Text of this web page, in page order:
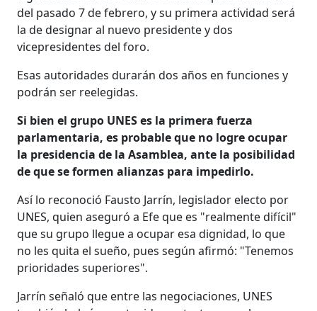
del pasado 7 de febrero, y su primera actividad será
la de designar al nuevo presidente y dos
vicepresidentes del foro.
Esas autoridades durarán dos años en funciones y
podrán ser reelegidas.
Si bien el grupo UNES es la primera fuerza
parlamentaria, es probable que no logre ocupar
la presidencia de la Asamblea, ante la posibilidad
de que se formen alianzas para impedirlo.
Así lo reconoció Fausto Jarrín, legislador electo por
UNES, quien aseguró a Efe que es "realmente difícil"
que su grupo llegue a ocupar esa dignidad, lo que
no les quita el sueño, pues según afirmó: "Tenemos
prioridades superiores".
Jarrín señaló que entre las negociaciones, UNES